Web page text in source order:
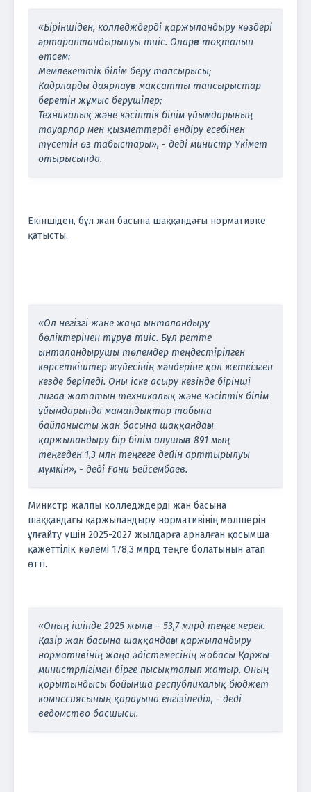
«Біріншіден, колледждерді қаржыландыру көздері
әртараптандырылуы тиіс. Оларға тоқталып
өтсем:
Мемлекеттік білім беру тапсырысы;
Кадрларды даярлауға мақсатты тапсырыстар
беретін жұмыс берушілер;
Техникалық және кәсіптік білім ұйымдарының
тауарлар мен қызметтерді өндіру есебінен
түсетін өз табыстары», - деді министр Үкімет
отырысында.
Екіншіден, бұл жан басына шаққандағы нормативке
қатысты.
«Ол негізгі және жаңа ынталандыру
бөліктерінен тұруға тиіс. Бұл ретте
ынталандырушы төлемдер теңдестірілген
көрсеткіштер жүйесінің мәндеріне қол жеткізген
кезде беріледі. Оны іске асыру кезінде бірінші
лигаға жататын техникалық және кәсіптік білім
ұйымдарында мамандықтар тобына
байланысты жан басына шаққандағы
қаржыландыру бір білім алушыға 891 мың
теңгеден 1,3 млн теңгеге дейін арттырылуы
мүмкін», - деді Ғани Бейсембаев.
Министр жалпы колледждерді жан басына
шаққандағы қаржыландыру нормативінің мөлшерін
ұлғайту үшін 2025-2027 жылдарға арналған қосымша
қажеттілік көлемі 178,3 млрд теңге болатынын атап
өтті.
«Оның ішінде 2025 жылға – 53,7 млрд теңге керек.
Қазір жан басына шаққандағы қаржыландыру
нормативінің жаңа әдістемесінің жобасы Қаржы
министрлігімен бірге пысықталып жатыр. Оның
қорытындысы бойынша республикалық бюджет
комиссиясының қарауына енгізіледі», - деді
ведомство басшысы.